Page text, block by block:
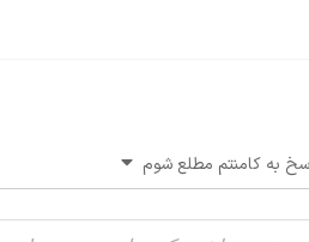
به کامنتم مطلع شوم